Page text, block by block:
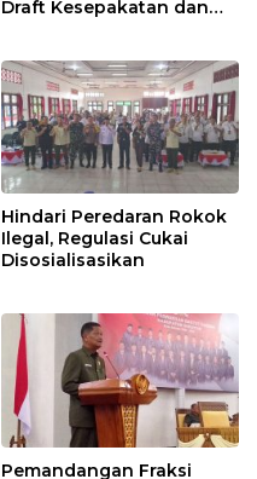
Draft Kesepakatan dan
Hindari Peredaran Rokok
Ilegal, Regulasi Cukai
Disosialisasikan
Pemandangan Fraksi